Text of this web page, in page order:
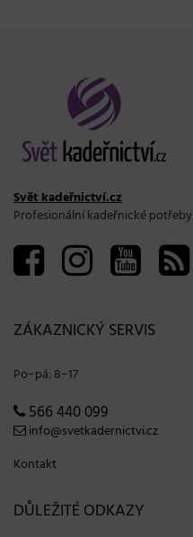
Svět kadeřnictví.cz
Profesionální kadeřnické potřeby
ZÁKAZNICKÝ SERVIS
Po−pá: 8−17
566 440 099
info@svetkadernictvi.cz
Kontakt
DŮLEŽITÉ ODKAZY